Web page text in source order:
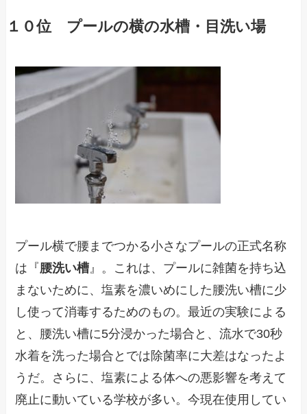
１０位 プールの横の水槽・目洗い場
プール横で腰までつかる小さなプールの正式名称
は『腰洗い槽』。これは、プールに雑菌を持ち込
まないために、塩素を濃いめにした腰洗い槽に少
し使って消毒するためのもの。最近の実験による
と、腰洗い槽に5分浸かった場合と、流水で30秒
水着を洗った場合とでは除菌率に大差はなったよ
うだ。さらに、塩素による体への悪影響を考えて
廃止に動いている学校が多い。今現在使用してい